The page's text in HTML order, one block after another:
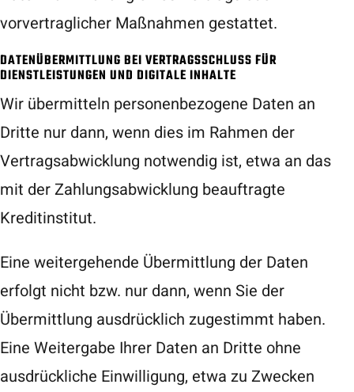
vorvertraglicher Maßnahmen gestattet.
DATENÜBERMITTLUNG BEI VERTRAGSSCHLUSS FÜR
DIENSTLEISTUNGEN UND DIGITALE INHALTE
Wir übermitteln personenbezogene Daten an
Dritte nur dann, wenn dies im Rahmen der
Vertragsabwicklung notwendig ist, etwa an das
mit der Zahlungsabwicklung beauftragte
Kreditinstitut.
Eine weitergehende Übermittlung der Daten
erfolgt nicht bzw. nur dann, wenn Sie der
Übermittlung ausdrücklich zugestimmt haben.
Eine Weitergabe Ihrer Daten an Dritte ohne
ausdrückliche Einwilligung, etwa zu Zwecken